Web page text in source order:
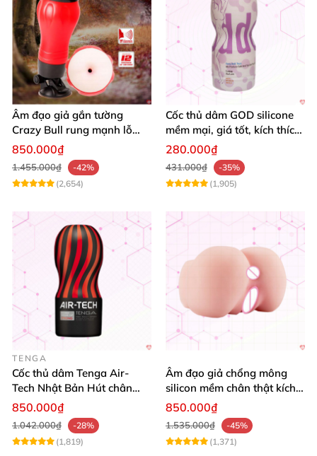
lây nhiễm
các bệnh qua đường tình dục nhé.
Âm đạo giả gắn tường
Crazy Bull rung mạnh lỗ
hậu môn siêu thật
850.000₫
1.455.000₫
-42%
(2,654)
Cốc thủ dâm GOD silicone
mềm mại, giá tốt, kích thích
mạnh
280.000₫
431.000₫
-35%
(1,905)
TENGA
Cốc thủ dâm Tenga Air-
Tech Nhật Bản Hút chân
không Siêu mềm Mua ngay
850.000₫
1.042.000₫
-28%
(1,819)
Âm đạo giả chổng mông
silicon mềm chân thật kích
thích cực phê
850.000₫
1.535.000₫
-45%
(1,371)